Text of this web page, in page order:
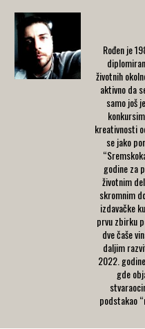
Rođen je
životnih
aktivno da
samo još
kreativnosti
se jako
godine za
životnim
skromnim
izdavačke
prvu zbirku
dve čaše
daljim
2022.
gde
podstakao